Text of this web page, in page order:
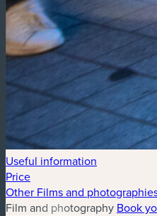
Useful information
Price
Other Films and
Film and photography Book